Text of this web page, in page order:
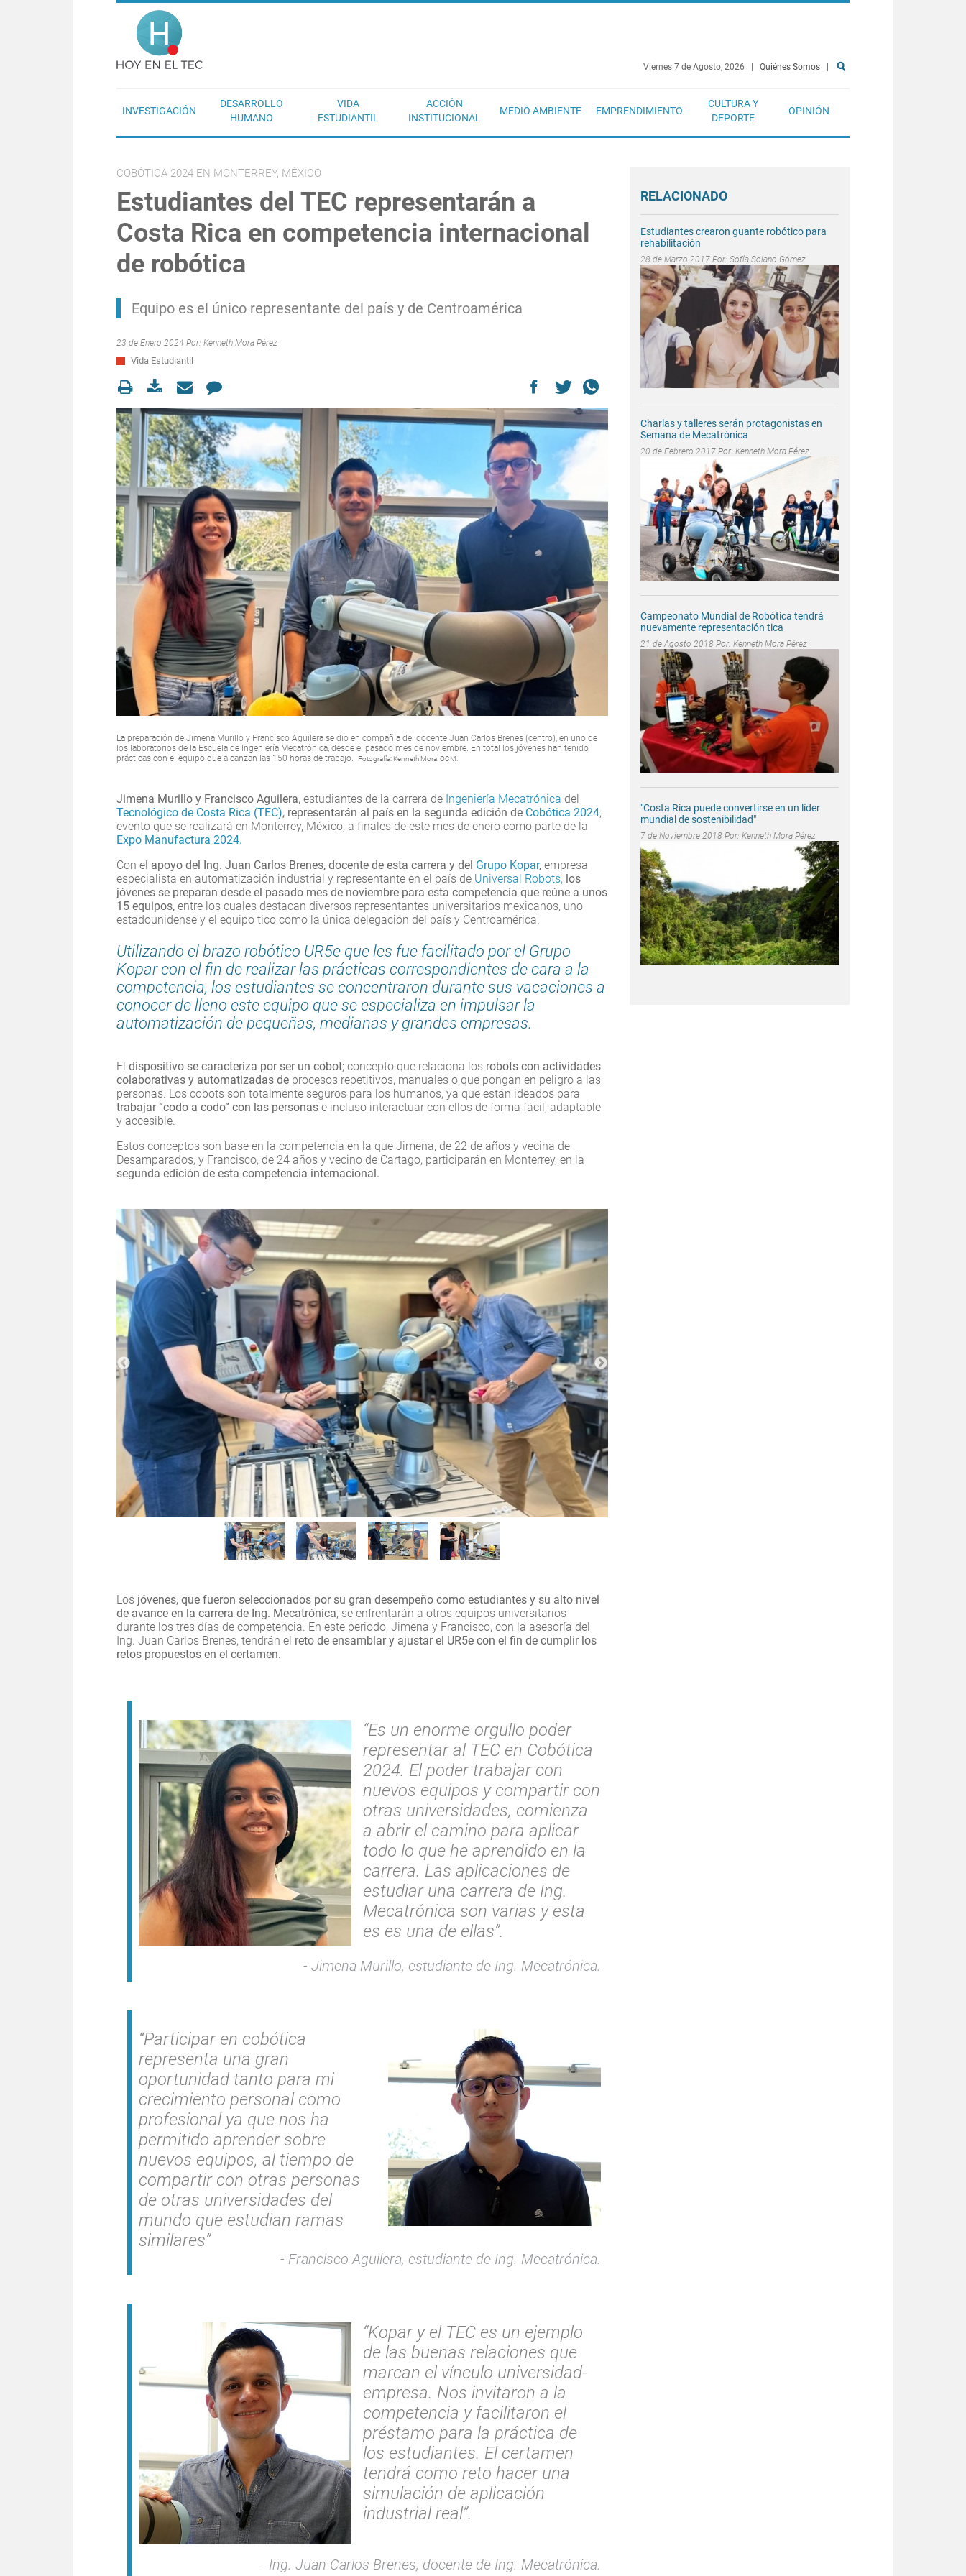
Pasar al contenido principal
Viernes 7 de Agosto, 2026 Quiénes Somos
INVESTIGACIÓN
DESARROLLO
HUMANO
VIDA
ESTUDIANTIL
ACCIÓN
INSTITUCIONAL
MEDIO AMBIENTE EMPRENDIMIENTO
CULTURA Y
DEPORTE
OPINIÓN
COBÓTICA 2024 EN MONTERREY, MÉXICO
Estudiantes del TEC representarán a
Costa Rica en competencia internacional
de robótica
Equipo es el único representante del país y de Centroamérica
23 de Enero 2024 Por: Kenneth Mora Pérez
Vida Estudiantil
La preparación de Jimena Murillo y Francisco Aguilera se dio en compañia del docente Juan Carlos Brenes (centro), en uno de
los laboratorios de la Escuela de Ingeniería Mecatrónica, desde el pasado mes de noviembre. En total los jóvenes han tenido
prácticas con el equipo que alcanzan las 150 horas de trabajo.
Fotografía: Kenneth Mora. OCM.
Jimena Murillo y Francisco Aguilera, estudiantes de la carrera de Ingeniería Mecatrónica del
Tecnológico de Costa Rica (TEC), representarán al país en la segunda edición de Cobótica 2024;
evento que se realizará en Monterrey, México, a finales de este mes de enero como parte de la
Expo Manufactura 2024.
Con el apoyo del Ing. Juan Carlos Brenes, docente de esta carrera y del Grupo Kopar, empresa
especialista en automatización industrial y representante en el país de Universal Robots, los
jóvenes se preparan desde el pasado mes de noviembre para esta competencia que reúne a unos
15 equipos, entre los cuales destacan diversos representantes universitarios mexicanos, uno
estadounidense y el equipo tico como la única delegación del país y Centroamérica.
Utilizando el brazo robótico UR5e que les fue facilitado por el Grupo
Kopar con el fin de realizar las prácticas correspondientes de cara a la
competencia, los estudiantes se concentraron durante sus vacaciones a
conocer de lleno este equipo que se especializa en impulsar la
automatización de pequeñas, medianas y grandes empresas.
El dispositivo se caracteriza por ser un cobot; concepto que relaciona los robots con actividades
colaborativas y automatizadas de procesos repetitivos, manuales o que pongan en peligro a las
personas. Los cobots son totalmente seguros para los humanos, ya que están ideados para
trabajar “codo a codo” con las personas e incluso interactuar con ellos de forma fácil, adaptable
y accesible.
Estos conceptos son base en la competencia en la que Jimena, de 22 de años y vecina de
Desamparados, y Francisco, de 24 años y vecino de Cartago, participarán en Monterrey, en la
segunda edición de esta competencia internacional.
Los jóvenes, que fueron seleccionados por su gran desempeño como estudiantes y su alto nivel
de avance en la carrera de Ing. Mecatrónica, se enfrentarán a otros equipos universitarios
durante los tres días de competencia. En este periodo, Jimena y Francisco, con la asesoría del
Ing. Juan Carlos Brenes, tendrán el reto de ensamblar y ajustar el UR5e con el fin de cumplir los
retos propuestos en el certamen
“Es un enorme orgullo poder
representar al TEC en Cobótica
2024. El poder trabajar con
nuevos equipos y compartir con
otras universidades, comienza
a abrir el camino para aplicar
todo lo que he aprendido en la
carrera. Las aplicaciones de
estudiar una carrera de Ing.
Mecatrónica son varias y esta
es es una de ellas”.
Jimena Murillo, estudiante de Ing. Mecatrónica.
“Participar en cobótica
representa una gran
oportunidad tanto para mi
crecimiento personal como
profesional ya que nos ha
permitido aprender sobre
nuevos equipos, al tiempo de
compartir con otras personas
de otras universidades del
mundo que estudian ramas
similares”
Francisco Aguilera, estudiante de Ing. Mecatrónica.
“Kopar y el TEC es un ejemplo
de las buenas relaciones que
marcan el vínculo universidad-
empresa. Nos invitaron a la
competencia y facilitaron el
préstamo para la práctica de
los estudiantes. El certamen
tendrá como reto hacer una
simulación de aplicación
industrial real”.
Ing. Juan Carlos Brenes, docente de Ing. Mecatrónica.
RELACIONADO
Estudiantes crearon guante robótico para
rehabilitación
28 de Marzo 2017 Por: Sofía Solano Gómez
Charlas y talleres serán protagonistas en
Semana de Mecatrónica
20 de Febrero 2017 Por: Kenneth Mora Pérez
Campeonato Mundial de Robótica tendrá
nuevamente representación tica
21 de Agosto 2018 Por: Kenneth Mora Pérez
"Costa Rica puede convertirse en un líder
mundial de sostenibilidad"
7 de Noviembre 2018 Por: Kenneth Mora Pérez